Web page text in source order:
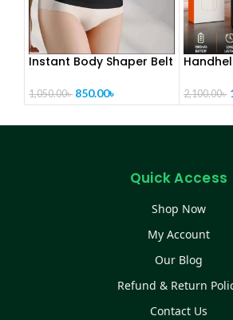
Instant Body Shaper Belt
1,050.00৳ 850.00৳ 2,100.00৳
Quick Access
Shop Now
My Account
Our Blog
Refund & Return
Contact Us